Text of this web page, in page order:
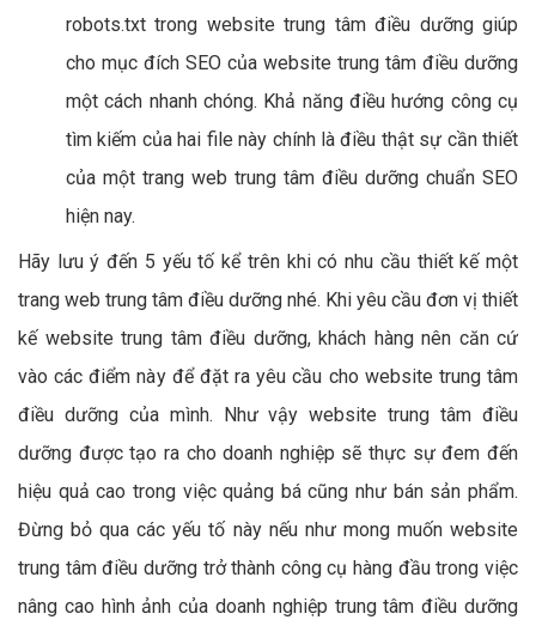
robots.txt trong website trung tâm điều dưỡng giúp
cho mục đích SEO của website trung tâm điều dưỡng
một cách nhanh chóng. Khả năng điều hướng công cụ
tìm kiếm của hai file này chính là điều thật sự cần thiết
của một trang web trung tâm điều dưỡng chuẩn SEO
hiện nay.
Hãy lưu ý đến 5 yếu tố kể trên khi có nhu cầu thiết kế một
trang web trung tâm điều dưỡng nhé. Khi yêu cầu đơn vị thiết
kế website trung tâm điều dưỡng, khách hàng nên căn cứ
vào các điểm này để đặt ra yêu cầu cho website trung tâm
điều dưỡng của mình. Như vậy website trung tâm điều
dưỡng được tạo ra cho doanh nghiệp sẽ thực sự đem đến
hiệu quả cao trong việc quảng bá cũng như bán sản phẩm.
Đừng bỏ qua các yếu tố này nếu như mong muốn website
trung tâm điều dưỡng trở thành công cụ hàng đầu trong việc
nâng cao hình ảnh của doanh nghiệp trung tâm điều dưỡng